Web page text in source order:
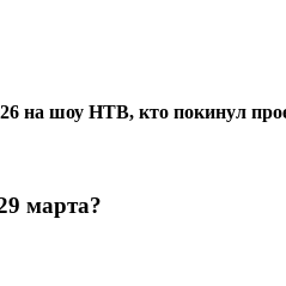
на шоу НТВ, кто покинул
марта?